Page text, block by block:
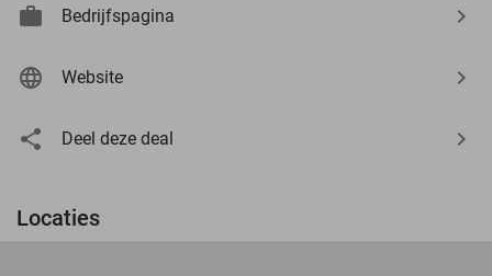
Bedrijfspagina
Website
Deel deze deal
Locaties